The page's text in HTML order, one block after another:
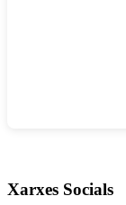
Xarxes Socials